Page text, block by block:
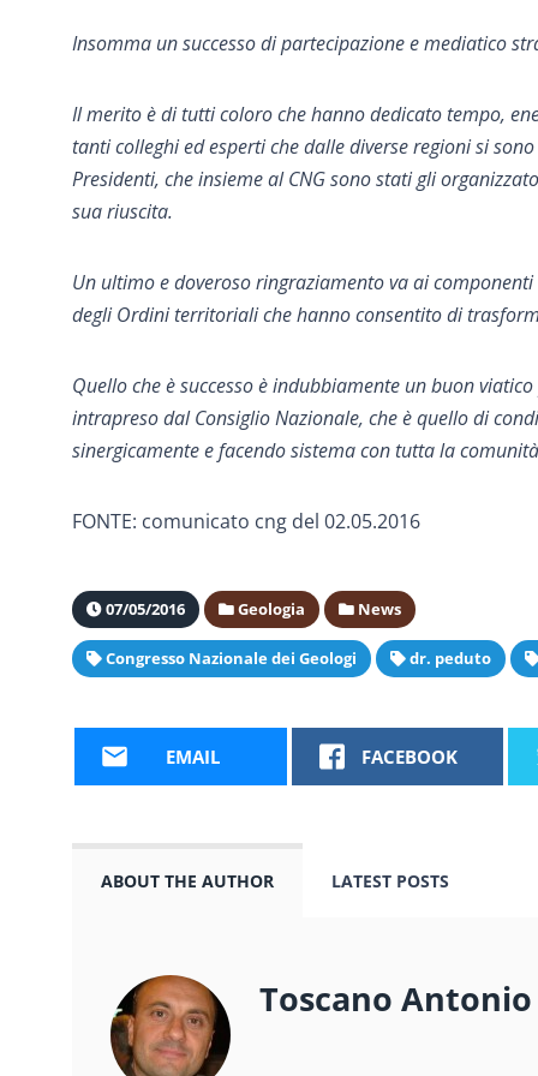
Insomma un successo di partecipazione e mediatico
Il merito è di tutti coloro che hanno dedicato tempo,
tanti colleghi ed esperti che dalle diverse regioni si
Presidenti, che insieme al CNG sono stati gli
sua riuscita.
Un ultimo e doveroso ringraziamento va ai
degli Ordini territoriali che hanno consentito di
Quello che è successo è indubbiamente un buon
intrapreso dal Consiglio Nazionale, che è quello di
sinergicamente e facendo sistema con tutta la
FONTE: comunicato cng del 02.05.2016
07/05/2016 Geologia News
Congresso Nazionale dei Geologi dr. peduto
EMAIL FACEBOOK
ABOUT THE AUTHOR LATEST POSTS
Toscano Antonio